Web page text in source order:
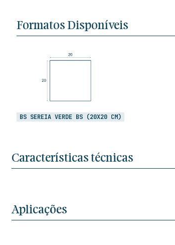
Formatos Disponíveis
BS SEREIA VERDE BS (20X20 CM)
Características técnicas
Aplicações